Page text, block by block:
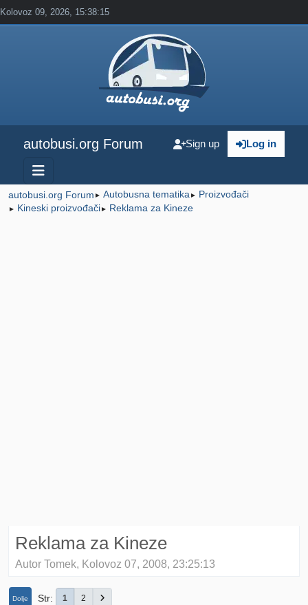
Kolovoz 09, 2026, 15:38:15
autobusi.org Forum Log in
Sign up
autobusi.org Forum ► Autobusna tematika ► Proizvođači
► Kineski proizvođači► Reklama za Kineze
Reklama za Kineze
Autor Tomek, Kolovoz 07, 2008, 23:25:13
Dolje Str 1 2